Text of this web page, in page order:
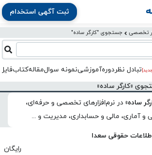
ثبت آگهی استخدام
تخصصی جستجوی "کارگر ساده"
تبادل‌ نظردوره‌آموزشینمونه سوالمقالهکتاب
«کارگر ساده»
ساده» در نرم‌افزارهای تخصصی و حرفه‌ای،
و آماری، مالی و حسابداری، مدیریت و ...
اطلاعات حقوقی سعدا
رایگان